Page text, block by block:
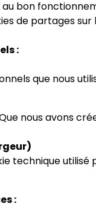
bon
de partages sur
:
que nous
nous avons
technique
: